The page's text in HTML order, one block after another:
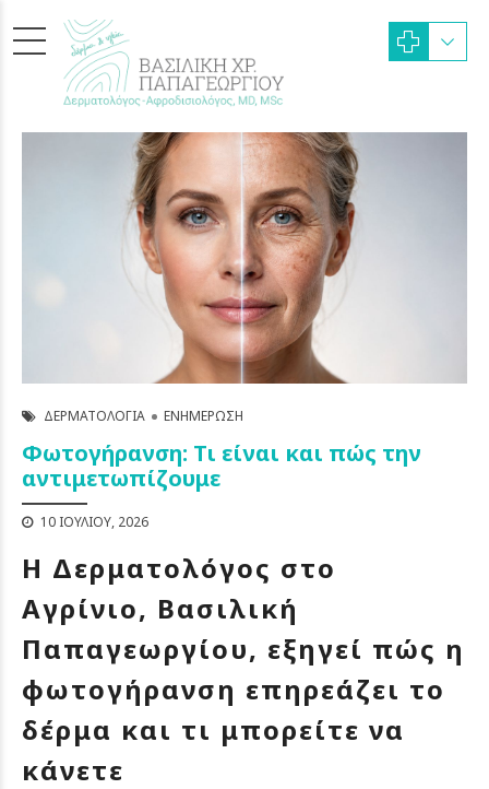
ΔΕΡΜΑΤΟΛΟΓΊΑ ΕΝΗΜΈΡΩΣΗ
Φωτογήρανση: Τι είναι και πώς την
αντιμετωπίζουμε
10 ΙΟΥΛΊΟΥ, 2026
Η Δερματολόγος στο
Αγρίνιο, Βασιλική
Παπαγεωργίου, εξηγεί πώς η
φωτογήρανση επηρεάζει το
δέρμα και τι μπορείτε να
κάνετε